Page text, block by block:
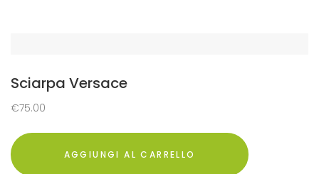
Sciarpa Versace
€75.00
AGGIUNGI AL CARRELLO